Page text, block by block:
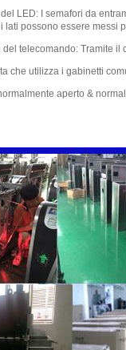
LED: I semafori da
i lati possono essere
del telecomando: Tramite
che utilizza i gabinetti
aperto &